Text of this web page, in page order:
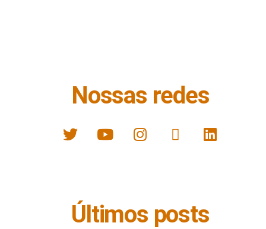
Nossas redes
Últimos posts